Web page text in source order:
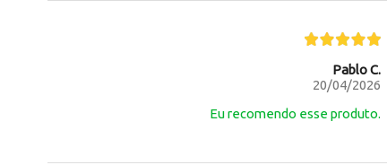
Pablo C.
20/04/2026
Eu recomendo esse produto.